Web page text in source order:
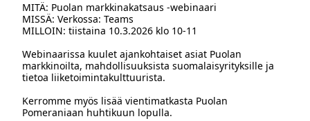
MITÄ: Puolan markkinakatsaus -webinaari
MISSÄ: Verkossa: Teams
MILLOIN: tiistaina 10.3.2026 klo 10-11
Webinaarissa kuulet ajankohtaiset asiat Puolan
markkinoilta, mahdollisuuksista suomalaisyrityksille ja
tietoa liiketoimintakulttuurista.
Kerromme myös lisää vientimatkasta Puolan
Pomeraniaan huhtikuun lopulla.